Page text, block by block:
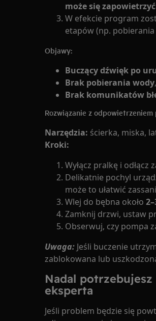
może się zapowietrzyć
W efekcie program
etapów (np. pobierania
Objawy:
Buczący dźwięk po
Brak pobierania wody
Brak komunikatów
Rozwiązanie z odpowietrzeniem
Narzędzia: ścierka, miska,
Kroki:
Wyłącz pralkę i odłącz
Delikatnie pochyl
może to ułatwić
Wlej do bębna około
Zamknij drzwi, ustaw
Obserwuj, czy pompa
Uwaga: Jeśli buczenie
zablokowana lub
Nadal
eksperta
Jeśli problem będzie się